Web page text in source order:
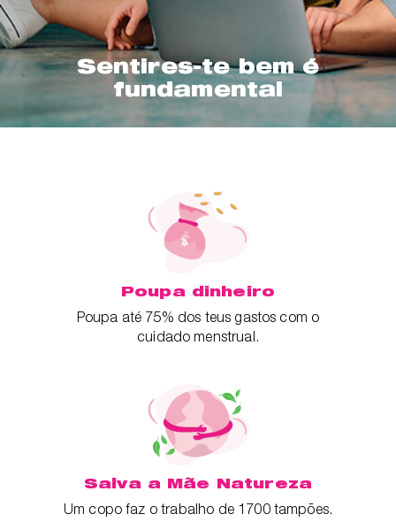
Sentires-te bem é
fundamental
Poupa dinheiro
Poupa até 75% dos teus gastos com o
cuidado menstrual.
Salva a Mãe Natureza
Um copo faz o trabalho de 1700 tampões.